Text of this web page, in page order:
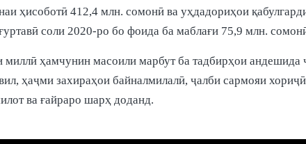
ҳисоботӣ 412,4 млн. сомонӣ ва уҳдадориҳои
соли 2020-ро бо фоида ба маблағи 75,9 млн.
ҳамчунин масоили марбут ба тадбирҳои
ҳаҷми захираҳои байналмилалӣ, ҷалби сармояи
ва ғайраро шарҳ доданд.